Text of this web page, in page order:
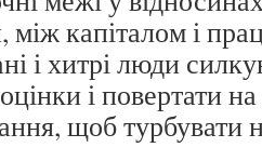
між капіталом і
і хитрі люди
і повертати
щоб турбувати